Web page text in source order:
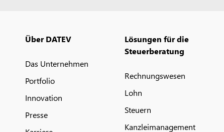
Über DATEV
Das Unternehmen
Portfolio
Innovation
Presse
Lösungen für die
Steuerberatung
Rechnungswesen
Lohn
Steuern
Kanzleimanagement